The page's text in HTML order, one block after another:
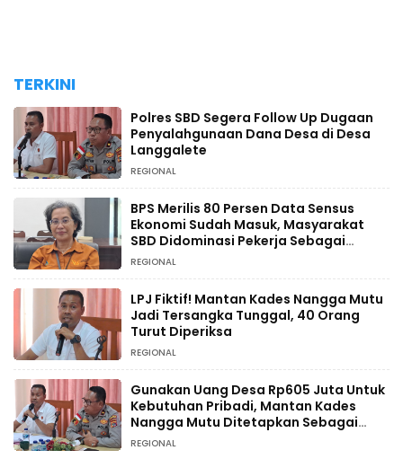
TERKINI
Polres SBD Segera Follow Up Dugaan
Penyalahgunaan Dana Desa di Desa
Langgalete
REGIONAL
BPS Merilis 80 Persen Data Sensus
Ekonomi Sudah Masuk, Masyarakat
SBD Didominasi Pekerja Sebagai
Petani
REGIONAL
LPJ Fiktif! Mantan Kades Nangga Mutu
Jadi Tersangka Tunggal, 40 Orang
Turut Diperiksa
REGIONAL
Gunakan Uang Desa Rp605 Juta Untuk
Kebutuhan Pribadi, Mantan Kades
Nangga Mutu Ditetapkan Sebagai
Tersangka
REGIONAL